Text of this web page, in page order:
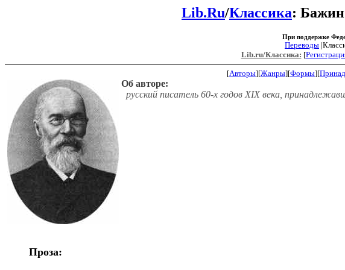
Lib.Ru/Классика:
При поддержке
Переводы
Lib.ru/Классика: [
[Авторы][Жанры][Формы][
Об авторе:
русский писатель 60-х годов XIX века,
Проза: